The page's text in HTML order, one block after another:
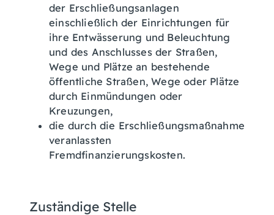
der Erschließungsanlagen
einschließlich der Einrichtungen für
ihre Entwässerung und Beleuchtung
und des Anschlusses der Straßen,
Wege und Plätze an bestehende
öffentliche Straßen, Wege oder Plätze
durch Einmündungen oder
Kreuzungen,
die durch die Erschließungsmaßnahme
veranlassten
Fremdfinanzierungskosten.
Zuständige Stelle